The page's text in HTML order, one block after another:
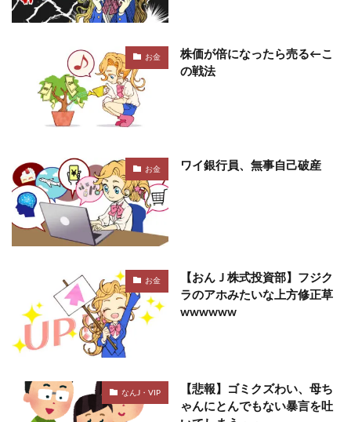
お金
株価が倍になったら売る←こ
の戦法
お金 ワイ銀行員、無事自己破産
お金
【おんＪ株式投資部】フジク
ラのアホみたいな上方修正草
wwwwww
なんJ・VIP
【悲報】ゴミクズわい、母ち
ゃんにとんでもない暴言を吐